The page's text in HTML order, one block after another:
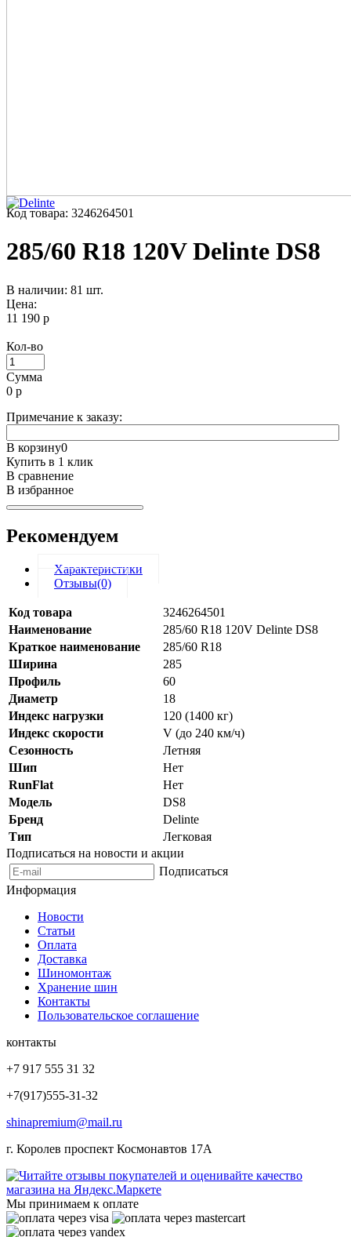
Код товара: 3246264501
285/60 R18 120V Delinte DS8
В наличии: 81 шт.
Цена:
11 190 р
Кол-во
Сумма
0 р
Примечание к заказу:
В корзину0
Купить в 1 клик
В сравнение
В избранное
Рекомендуем
Характеристики
Отзывы(0)
Код товара
3246264501
Наименование
285/60 R18 120V Delinte DS8
Краткое наименование
285/60 R18
Ширина
285
Профиль
60
Диаметр
18
Индекс нагрузки
120 (1400 кг)
Индекс скорости
V (до 240 км/ч)
Сезонность
Летняя
Шип
Нет
RunFlat
Нет
Модель
DS8
Бренд
Delinte
Тип
Легковая
Подписаться на новости и акции
Подписаться
Информация
Новости
Статьи
Оплата
Доставка
Шиномонтаж
Хранение шин
Контакты
Пользовательское соглашение
контакты
+7 917 555 31 32
+7(917)555-31-32
shinapremium@mail.ru
г. Королев проспект Космонавтов 17А
Мы принимаем к оплате